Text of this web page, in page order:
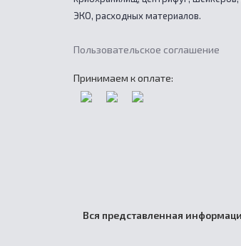
ЭКО, расходных материалов.
Пользовательское соглашение
Принимаем к оплате:
Вся представленная